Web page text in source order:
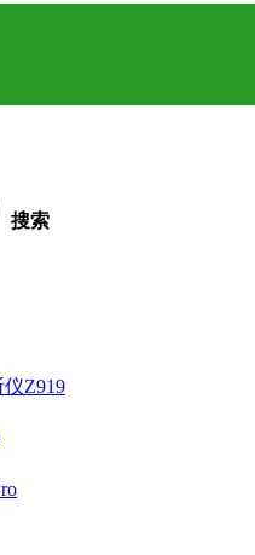
搜索